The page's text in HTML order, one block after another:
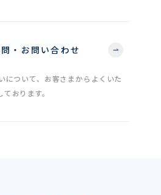
・お問い合わせ
について、お客さまからよくいた
おります。